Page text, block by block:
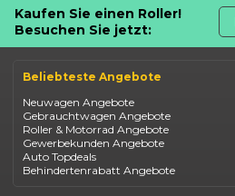
Kaufen Sie einen Roller!
Besuchen Sie jetzt:
Beliebteste Angebote
Neuwagen Angebote
Gebrauchtwagen Angebote
Roller & Motorrad Angebote
Gewerbekunden Angebote
Auto Topdeals
Behindertenrabatt Angebote